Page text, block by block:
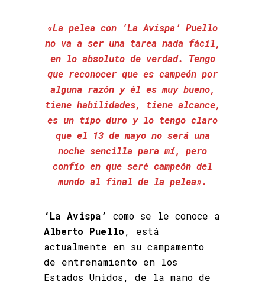
«La pelea con ‘La Avispa’ Puello
no va a ser una tarea nada fácil,
en lo absoluto de verdad. Tengo
que reconocer que es campeón por
alguna razón y él es muy bueno,
tiene habilidades, tiene alcance,
es un tipo duro y lo tengo claro
que el 13 de mayo no será una
noche sencilla para mí, pero
confío en que seré campeón del
mundo al final de la pelea».
‘La Avispa’
como se le conoce a
Alberto Puello, está
actualmente en su campamento
de entrenamiento en los
Estados Unidos, de la mano de